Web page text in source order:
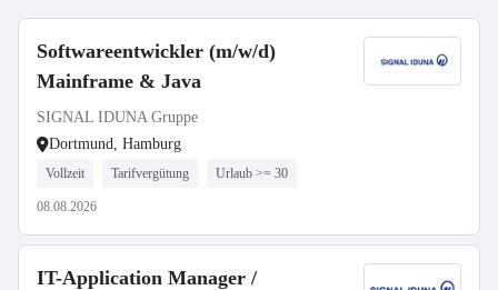
Softwareentwickler (m/w/d)
Mainframe & Java
SIGNAL IDUNA Gruppe
Dortmund, Hamburg
Vollzeit Tarifvergütung Urlaub >= 30
08.08.2026
IT-Application Manager /